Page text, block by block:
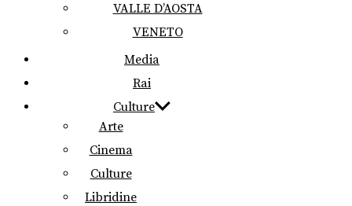
VALLE D’AOSTA
VENETO
Media
Rai
Culture
Arte
Cinema
Culture
Libridine